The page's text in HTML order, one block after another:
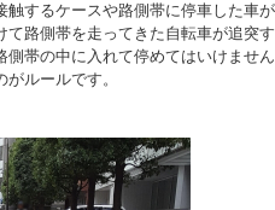
触するケースや路側帯に停車した車
て路側帯を走ってきた自転車が追突
側帯の中に入れて停めてはいけませ
ルールです。